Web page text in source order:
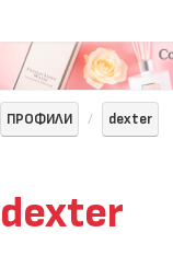
ПРОФИЛИ dexter
dexter